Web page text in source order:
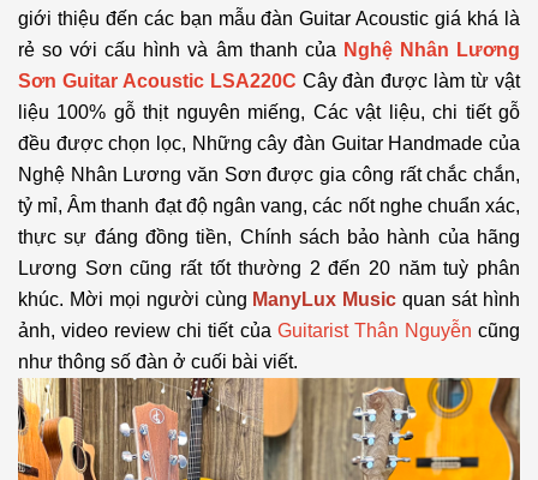
giới thiệu đến các bạn mẫu đàn Guitar Acoustic giá khá là
rẻ so với cấu hình và âm thanh của Nghệ Nhân Lương
Sơn Guitar Acoustic LSA220C Cây đàn được làm từ vật
liệu 100% gỗ thịt nguyên miếng, Các vật liệu, chi tiết gỗ
đều được chọn lọc, Những cây đàn Guitar Handmade của
Nghệ Nhân Lương văn Sơn được gia công rất chắc chắn,
tỷ mỉ, Âm thanh đạt độ ngân vang, các nốt nghe chuẩn xác,
thực sự đáng đồng tiền, Chính sách bảo hành của hãng
Lương Sơn cũng rất tốt thường 2 đến 20 năm tuỳ phân
khúc. Mời mọi người cùng ManyLux Music quan sát hình
ảnh, video review chi tiết của Guitarist Thân Nguyễn cũng
như thông số đàn ở cuối bài viết.